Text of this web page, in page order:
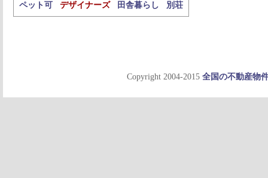
ペット可 デザイナーズ 田舎暮らし 別荘
Copyright 2004-2015 全国の不動産物